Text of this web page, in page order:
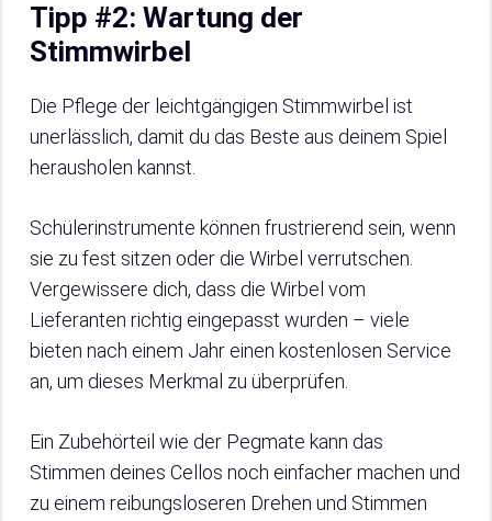
Tipp #2: Wartung der
Stimmwirbel
Die Pflege der leichtgängigen Stimmwirbel ist
unerlässlich, damit du das Beste aus deinem Spiel
herausholen kannst.
Schülerinstrumente können frustrierend sein, wenn
sie zu fest sitzen oder die Wirbel verrutschen.
Vergewissere dich, dass die Wirbel vom
Lieferanten richtig eingepasst wurden – viele
bieten nach einem Jahr einen kostenlosen Service
an, um dieses Merkmal zu überprüfen.
Ein Zubehörteil wie der Pegmate kann das
Stimmen deines Cellos noch einfacher machen und
zu einem reibungsloseren Drehen und Stimmen